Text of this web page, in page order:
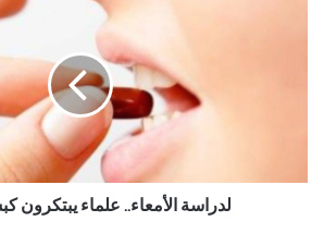
لدراسة الأمعاء.. علماء يبتكرون